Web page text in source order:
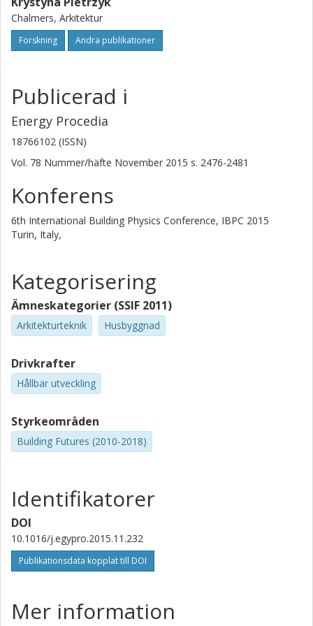
Chalmers, Arkitektur
Forskning Andra publikationer
Publicerad i
Energy Procedia
18766102 (ISSN)
Vol. 78 Nummer/häfte November 2015 s. 2476-2481
Konferens
6th International Building Physics Conference, IBPC 2015
Turin, Italy,
Kategorisering
Ämneskategorier (SSIF 2011)
Arkitekturteknik Husbyggnad
Drivkrafter
Hållbar utveckling
Styrkeområden
Building Futures (2010-2018)
Identifikatorer
DOI
10.1016/j.egypro.2015.11.232
Publikationsdata kopplat till DOI
Mer information